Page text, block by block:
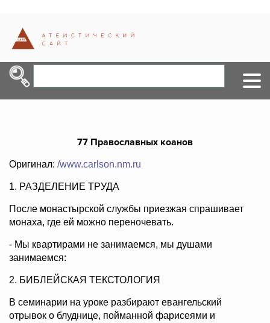
77 Православных коанов
Оригинал: /www.carlson.nm.ru
1. РАЗДЕЛЕНИЕ ТРУДА
После монастырской службы приезжая спрашивает
монаха, где ей можно переночевать.
- Мы квартирами не занимаемся, мы душами
занимаемся:
2. БИБЛЕЙСКАЯ ТЕКСТОЛОГИЯ
В семинарии на уроке разбирают евангельский
отрывок о блуднице, пойманной фарисеями и